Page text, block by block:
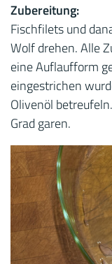
Zubereitung:
Fischfilets und
Wolf drehen. Alle
eine Auflaufform
eingestrichen
Olivenöl
Grad garen.